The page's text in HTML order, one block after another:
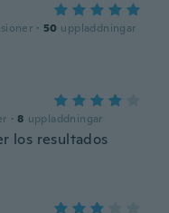
· 50 uppladdningar
· 8 uppladdningar
los resultados